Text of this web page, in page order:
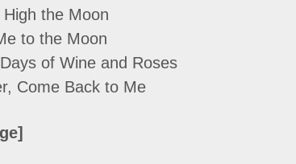
High the Moon
to the Moon
of Wine and Roses
Come Back to Me